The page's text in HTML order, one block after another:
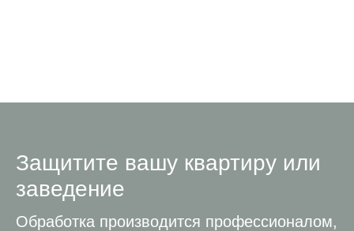
Защитите вашу квартиру или
заведение
Обработка производится профессионалом,